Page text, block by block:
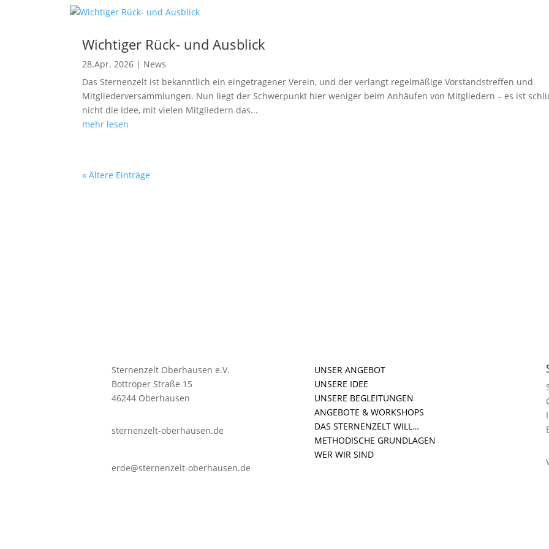
Wichtiger Rück- und Ausblick
28.Apr. 2026 | News
Das Sternenzelt ist bekanntlich ein eingetragener Verein, und der verlangt regelmäßige Vorstandstreffen und
Mitgliederversammlungen. Nun liegt der Schwerpunkt hier weniger beim Anhäufen von Mitgliedern – es ist
nicht die Idee, mit vielen Mitgliedern das...
mehr lesen
« Ältere Einträge
Sternenzelt Oberhausen e.V.
Bottroper Straße 15
46244 Oberhausen
sternenzelt-oberhausen.de
erde@sternenzelt-oberhausen.de
UNSER ANGEBOT
UNSERE IDEE
UNSERE BEGLEITUNGEN
ANGEBOTE & WORKSHOPS
DAS STERNENZELT WILL…
METHODISCHE GRUNDLAGEN
WER WIR SIND